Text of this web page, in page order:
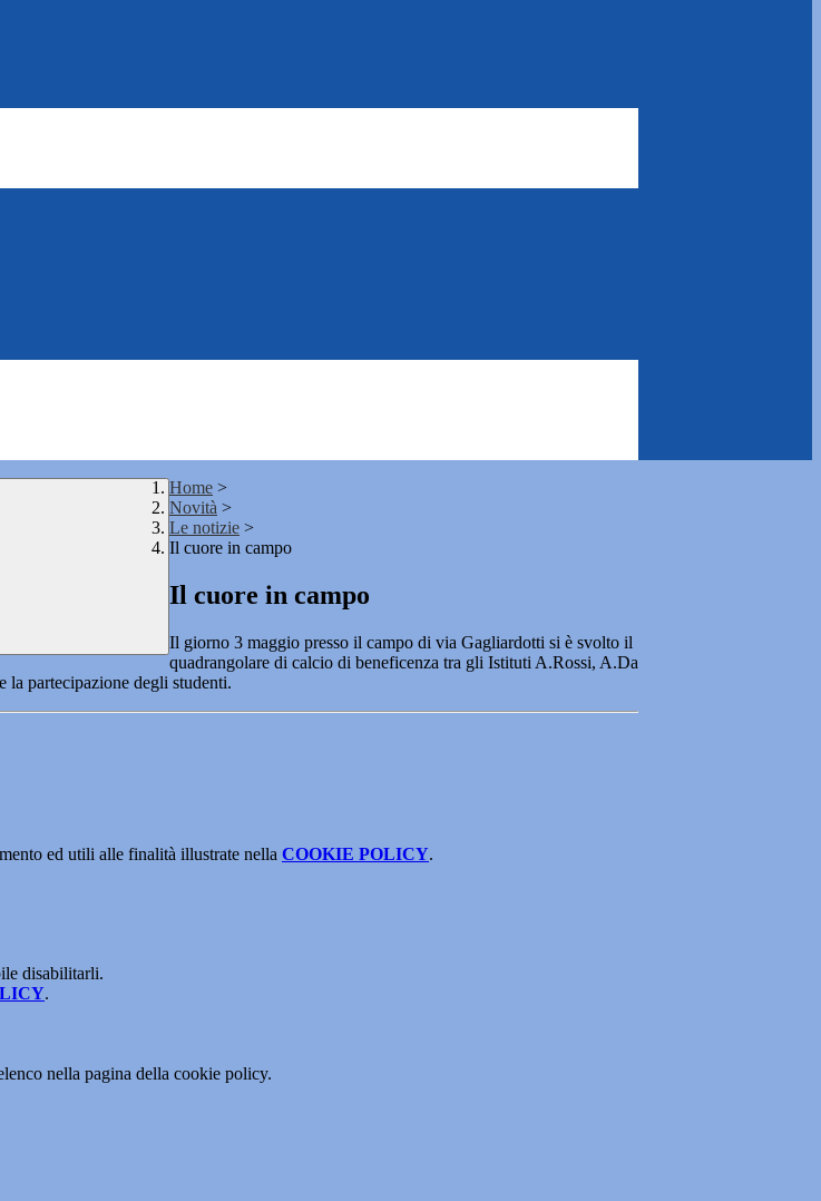
Home >
Novità >
Le notizie >
Il cuore in campo
Il cuore in campo
Il giorno 3 maggio presso il campo di via Gagliardotti si è svolto il
quadrangolare di calcio di beneficenza tra gli Istituti A.Rossi, A.Da
la partecipazione degli studenti.
ed utili alle finalità illustrate nella COOKIE POLICY.
disabilitarli.
.
nella pagina della cookie policy.